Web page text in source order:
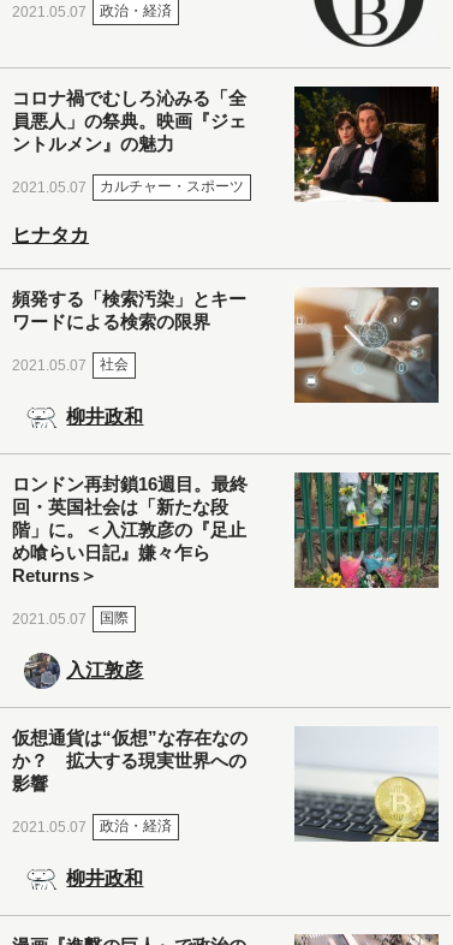
2021.05.07 政治・経済
コロナ禍でむしろ沁みる「全
員悪人」の祭典。映画『ジェ
ントルメン』の魅力
2021.05.07 カルチャー・スポーツ
ヒナタカ
頻発する「検索汚染」とキー
ワードによる検索の限界
2021.05.07 社会
柳井政和
ロンドン再封鎖16週目。最終
回・英国社会は「新たな段
階」に。＜入江敦彦の『足止
め喰らい日記』嫌々乍ら
Returns＞
2021.05.07 国際
入江敦彦
仮想通貨は“仮想”な存在なの
か？ 拡大する現実世界への
影響
2021.05.07 政治・経済
柳井政和